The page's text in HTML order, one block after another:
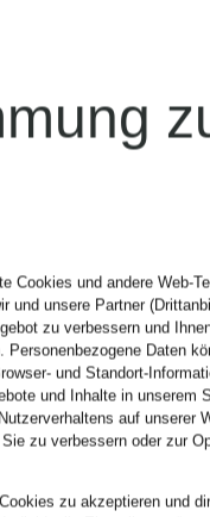
Cookies und andere Web-
und unsere Partner
zu verbessern und
Daten
und Standort-
und Inhalte in unserem
auf unserer
zu verbessern oder zur
zu akzeptieren und